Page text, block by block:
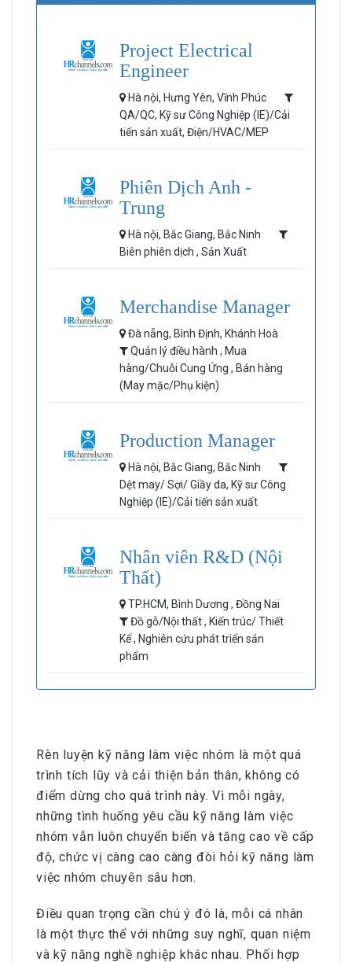
Project Electrical
Engineer
Hà nội, Hưng Yên, Vĩnh Phúc
QA/QC, Kỹ sư Công Nghiệp (IE)/Cải
tiến sản xuất, Điện/HVAC/MEP
Phiên Dịch Anh -
Trung
Hà nội, Bắc Giang, Bắc Ninh
Biên phiên dịch , Sản Xuất
Merchandise Manager
Đà nẵng, Bình Định, Khánh Hoà
Quản lý điều hành , Mua
hàng/Chuỗi Cung Ứng , Bán hàng
(May mặc/Phụ kiện)
Production Manager
Hà nội, Bắc Giang, Bắc Ninh
Dệt may/ Sợi/ Giầy da, Kỹ sư Công
Nghiệp (IE)/Cải tiến sản xuất
Nhân viên R&D (Nội
Thất)
TP.HCM, Bình Dương , Đồng Nai
Đồ gỗ/Nội thất , Kiến trúc/ Thiết
Kế , Nghiên cứu phát triển sản
phẩm
Rèn luyện kỹ năng làm việc nhóm là một quá
trình tích lũy và cải thiện bản thân, không có
điểm dừng cho quá trình này. Vì mỗi ngày,
những tình huống yêu cầu kỹ năng làm việc
nhóm vẫn luôn chuyển biến và tăng cao về cấp
độ, chức vị càng cao càng đòi hỏi kỹ năng làm
việc nhóm chuyên sâu hơn.
Điều quan trọng cần chú ý đó là, mỗi cá nhân
là một thực thể với những suy nghĩ, quan niệm
và kỹ năng nghề nghiệp khác nhau. Phối hợp